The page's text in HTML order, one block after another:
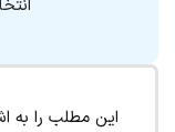
این مطلب را به